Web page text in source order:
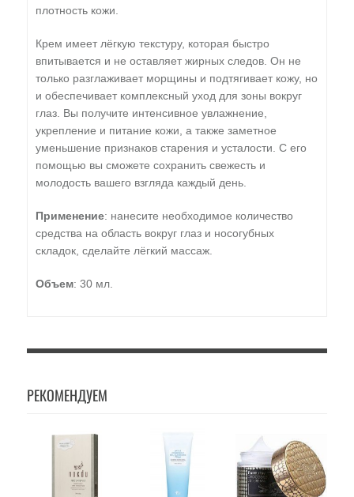
плотность кожи.
Крем имеет лёгкую текстуру, которая быстро
впитывается и не оставляет жирных следов. Он не
только разглаживает морщины и подтягивает кожу, но
и обеспечивает комплексный уход для зоны вокруг
глаз. Вы получите интенсивное увлажнение,
укрепление и питание кожи, а также заметное
уменьшение признаков старения и усталости. С его
помощью вы сможете сохранить свежесть и
молодость вашего взгляда каждый день.
Применение: нанесите необходимое количество
средства на область вокруг глаз и носогубных
складок, сделайте лёгкий массаж.
Объем: 30 мл.
РЕКОМЕНДУЕМ